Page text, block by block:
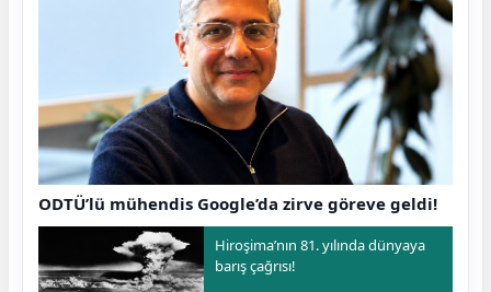
ODTÜ’lü mühendis Google’da zirve göreve geldi!
Hiroşima’nın 81. yılında dünyaya
barış çağrısı!